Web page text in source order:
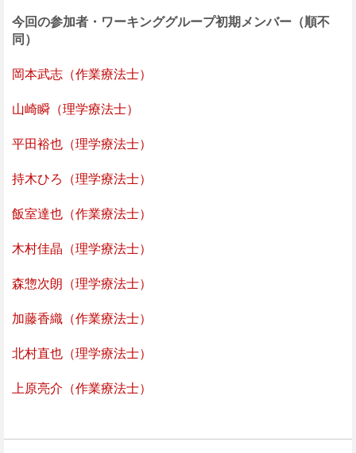
今回の参加者・ワーキンググループ初期メンバー（順不
同）
岡本武志（作業療法士）
山崎瞬（理学療法士）
平田裕也（理学療法士）
持木ひろ（理学療法士）
飯室達也（作業療法士）
木村佳晶（理学療法士）
森惣次朗（理学療法士）
加藤香織（作業療法士）
北村直也（理学療法士）
上原亮介（作業療法士）